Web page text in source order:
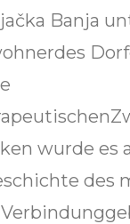
Banja
wurde es
des